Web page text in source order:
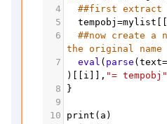
4
##first extract
5
tempobj =mylist
6
##now create a
the original
7
eval ( parse ( text=
)[[ i ]], "= tempobj"
8
}
9
10
print ( a )